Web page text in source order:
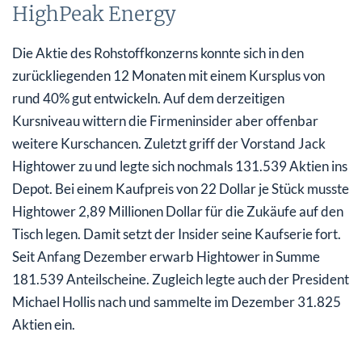
HighPeak Energy
Die Aktie des Rohstoffkonzerns konnte sich in den
zurückliegenden 12 Monaten mit einem Kursplus von
rund 40% gut entwickeln. Auf dem derzeitigen
Kursniveau wittern die Firmeninsider aber offenbar
weitere Kurschancen. Zuletzt griff der Vorstand Jack
Hightower zu und legte sich nochmals 131.539 Aktien ins
Depot. Bei einem Kaufpreis von 22 Dollar je Stück musste
Hightower 2,89 Millionen Dollar für die Zukäufe auf den
Tisch legen. Damit setzt der Insider seine Kaufserie fort.
Seit Anfang Dezember erwarb Hightower in Summe
181.539 Anteilscheine. Zugleich legte auch der President
Michael Hollis nach und sammelte im Dezember 31.825
Aktien ein.